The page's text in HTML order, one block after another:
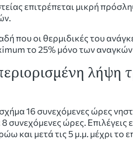
επιτρέπεται μικρή
που οι θερμιδικές του
το 25% μόνο των
16 συνεχόμενες ώρες
συνεχόμενες ώρες.
και μετά τις 5 μ.μ. μέχρι